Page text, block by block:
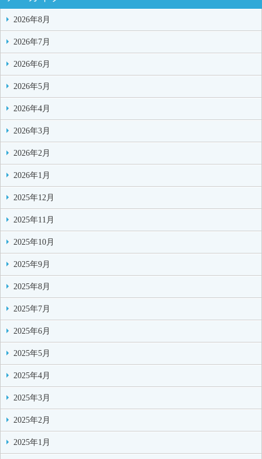
2026年8月
2026年7月
2026年6月
2026年5月
2026年4月
2026年3月
2026年2月
2026年1月
2025年12月
2025年11月
2025年10月
2025年9月
2025年8月
2025年7月
2025年6月
2025年5月
2025年4月
2025年3月
2025年2月
2025年1月